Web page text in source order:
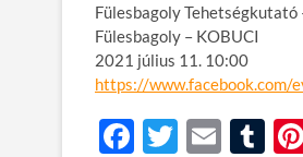
Fülesbagoly Tehetségkutató
Fülesbagoly – KOBUCI
2021 július 11. 10:00
https://
F
T
E
T